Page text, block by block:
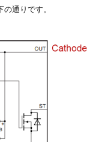
通りです。